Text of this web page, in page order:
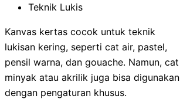
Teknik Lukis
Kanvas kertas cocok untuk teknik
lukisan kering, seperti cat air, pastel,
pensil warna, dan gouache. Namun, cat
minyak atau akrilik juga bisa digunakan
dengan pengaturan khusus.